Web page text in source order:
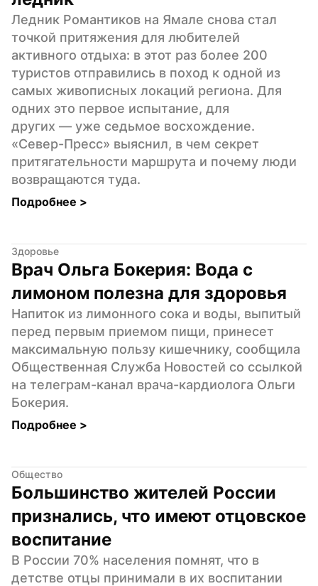
Ледник Романтиков на Ямале снова стал
точкой притяжения для любителей
активного отдыха: в этот раз более 200
туристов отправились в поход к одной из
самых живописных локаций региона. Для
одних это первое испытание, для
других — уже седьмое восхождение.
«Север-Пресс» выяснил, в чем секрет
притягательности маршрута и почему люди
возвращаются туда.
Подробнее >
Здоровье
Врач Ольга Бокерия: Вода с
лимоном полезна для здоровья
Напиток из лимонного сока и воды, выпитый
перед первым приемом пищи, принесет
максимальную пользу кишечнику, сообщила
Общественная Служба Новостей со ссылкой
на телеграм-канал врача-кардиолога Ольги
Бокерия.
Подробнее >
Общество
Большинство жителей России
признались, что имеют отцовское
воспитание
В России 70% населения помнят, что в
детстве отцы принимали в их воспитании